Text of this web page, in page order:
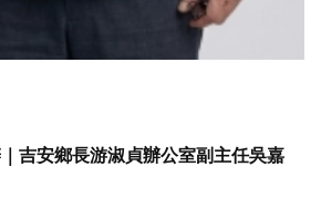
吉安鄉長游淑貞辦公室副主任吳嘉